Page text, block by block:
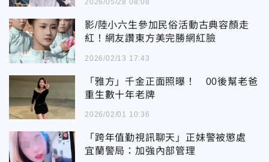
2026/05/28 08:08
影/陸小六生參加民俗活動古典容顏走
紅！網友讚東方美完勝網紅臉
2026/02/13 17:43
「雅方」千金正面照曝！ 00後幫老爸
重生數十年老牌
2026/02/01 10:36
「跨年值勤視訊聊天」正妹警被懲處
宜蘭警局：加強內部管理